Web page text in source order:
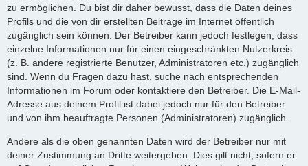
zu ermöglichen. Du bist dir daher bewusst, dass die Daten deines
Profils und die von dir erstellten Beiträge im Internet öffentlich
zugänglich sein können. Der Betreiber kann jedoch festlegen, dass
einzelne Informationen nur für einen eingeschränkten Nutzerkreis
(z. B. andere registrierte Benutzer, Administratoren etc.) zugänglich
sind. Wenn du Fragen dazu hast, suche nach entsprechenden
Informationen im Forum oder kontaktiere den Betreiber. Die E-Mail-
Adresse aus deinem Profil ist dabei jedoch nur für den Betreiber
und von ihm beauftragte Personen (Administratoren) zugänglich.
Andere als die oben genannten Daten wird der Betreiber nur mit
deiner Zustimmung an Dritte weitergeben. Dies gilt nicht, sofern er